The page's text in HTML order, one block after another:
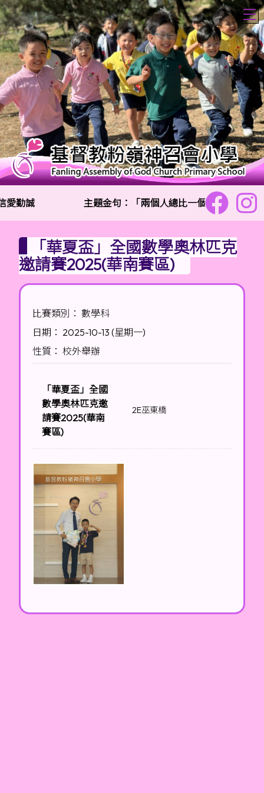
愛勤誠 主題金句：「兩個人總比一個人好,因為二
「華夏盃」全國數學奧林匹克
邀請賽2025(華南賽區)
比賽類別： 數學科
日期： 2025-10-13 (星期一)
性質： 校外舉辦
「華夏盃」全國
數學奧林匹克邀
請賽2025(華南
賽區)
2E巫東橋